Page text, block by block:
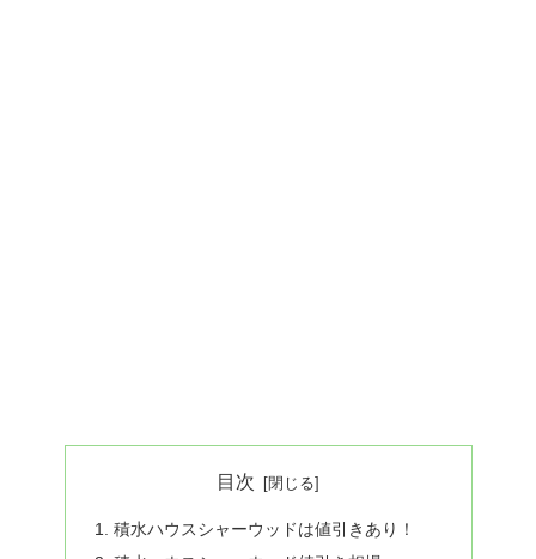
目次
積水ハウスシャーウッドは値引きあり！